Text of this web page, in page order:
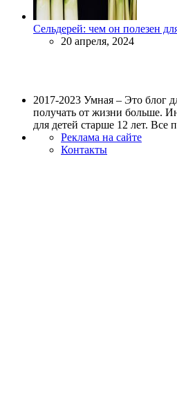
Сельдерей: чем он полезен
20 апреля, 2024
2017-2023 Умная – Это блог
получать от жизни больше.
для детей старше 12 лет. Все
Реклама на сайте
Контакты